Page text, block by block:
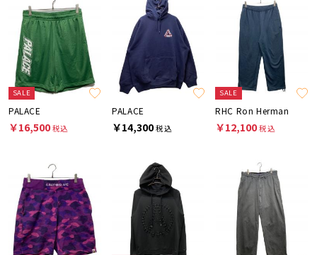
SALE
PALACE
￥16,500税込
PALACE
￥14,300税込
SALE
RHC Ron Herman
￥12,100税込